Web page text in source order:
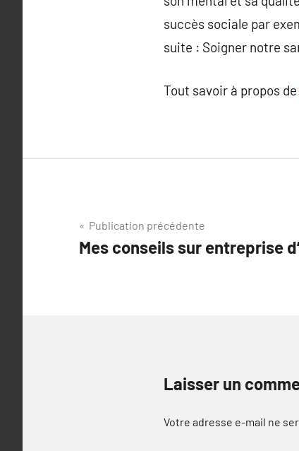
succès sociale par
suite : Soigner notre
Tout savoir à propos de
Navigation
de
Publication précédente
Mes conseils sur entreprise
Laisser un
Votre adresse e-mail ne